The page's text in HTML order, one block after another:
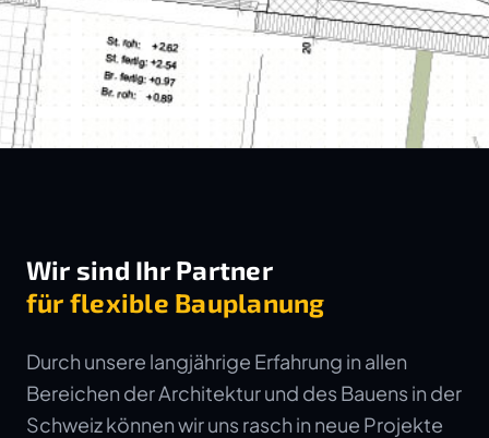
Wir sind Ihr Partner
für flexible Bauplanung
Durch unsere langjährige Erfahrung in allen
Bereichen der Architektur und des Bauens in der
Schweiz können wir uns rasch in neue Projekte